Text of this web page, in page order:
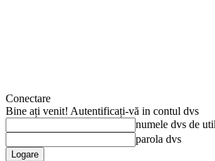
Conectare
Bine ați venit! Autentificați-vă in contul dvs
numele dvs de
parola dvs